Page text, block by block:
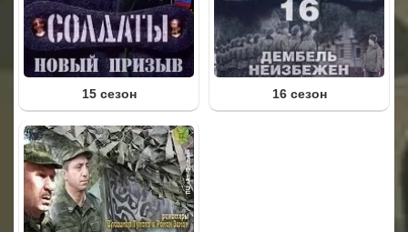
15 сезон 16 сезон